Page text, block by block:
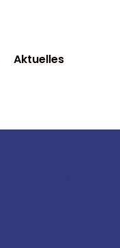
Aktuelles